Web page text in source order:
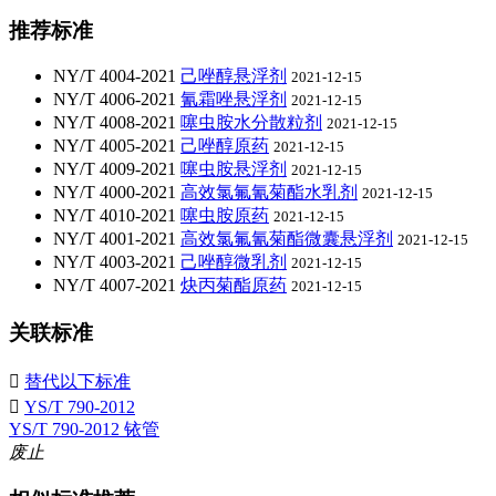
推荐标准
NY/T 4004-2021 己唑醇悬浮剂 2021-12-15
NY/T 4006-2021 氰霜唑悬浮剂 2021-12-15
NY/T 4008-2021 噻虫胺水分散粒剂 2021-12-15
NY/T 4005-2021 己唑醇原药 2021-12-15
NY/T 4009-2021 噻虫胺悬浮剂 2021-12-15
NY/T 4000-2021 高效氯氟氰菊酯水乳剂 2021-12-15
NY/T 4010-2021 噻虫胺原药 2021-12-15
NY/T 4001-2021 高效氯氟氰菊酯微囊悬浮剂 2021-12-15
NY/T 4003-2021 己唑醇微乳剂 2021-12-15
NY/T 4007-2021 炔丙菊酯原药 2021-12-15
关联标准
 替代以下标准
 YS/T 790-2012
YS/T 790-2012 铱管
废止